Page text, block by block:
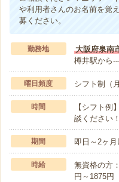
や利用者さんのお名前を覚
募ください。
勤務地
大阪府泉南
樽井駅から
曜日頻度 シフト制（
時間
【シフト
談ください！
期間 即日～2ヶ
時給
無資格の方
円～1875円